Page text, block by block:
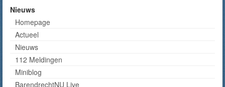
Nieuws
Homepage
Actueel
Nieuws
112 Meldingen
Miniblog
BarendrechtNU Live